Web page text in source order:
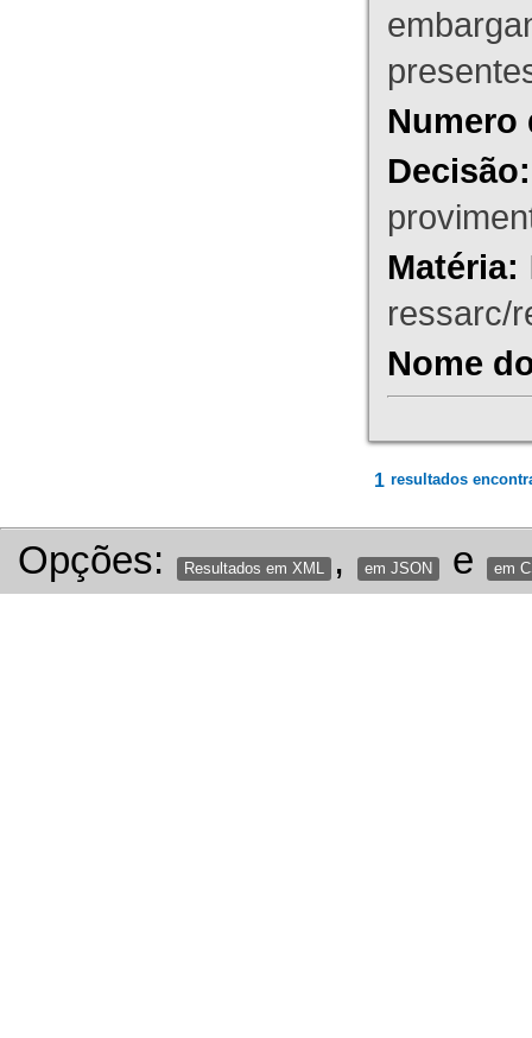
Numero
Decisão:
Matéria:
ressarc/
Nome
1 resultados
Opções: Resultados em XML , em JSON e em